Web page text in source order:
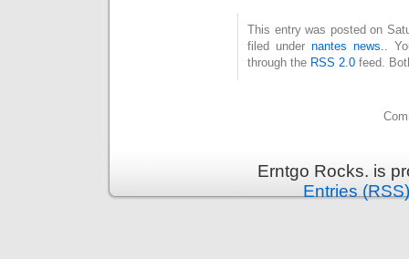
This entry was posted on
filed undernantes news.
.
through the RSS 2.0 feed.
Erntgo Rocks. is
Entries (RSS)